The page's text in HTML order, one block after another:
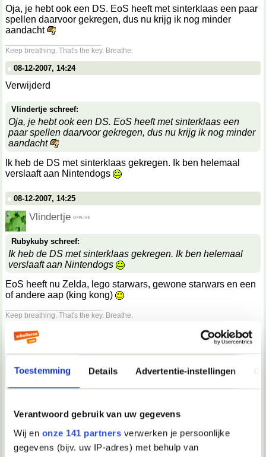
Toestemming Details Advertentie-instellingen
Verantwoord gebruik van uw gegevens
Wij en onze 141 partners verwerken je persoonlijke
gegevens (bijv. uw IP-adres) met behulp van
Oja, je hebt ook een DS. EoS heeft met sinterklaas een paar
spellen daarvoor gekregen, dus nu krijg ik nog minder
aandacht
Keep breathing. That's the key. Breathe.
08-12-2007, 14:24
Verwijderd
Vlindertje schreef:
Oja, je hebt ook een DS. EoS heeft met sinterklaas een
paar spellen daarvoor gekregen, dus nu krijg ik nog minder
aandacht
Ik heb de DS met sinterklaas gekregen. Ik ben helemaal
verslaaft aan Nintendogs
08-12-2007, 14:25
Vlindertje
Rubykuby schreef:
Ik heb de DS met sinterklaas gekregen. Ik ben helemaal
verslaaft aan Nintendogs
EoS heeft nu Zelda, lego starwars, gewone starwars en een
of andere aap (king kong)
Keep breathing. That's the key. Breathe.
08-12-2007, 14:25
flyaway
aap
Vlindertje
flyaway schreef:
aap